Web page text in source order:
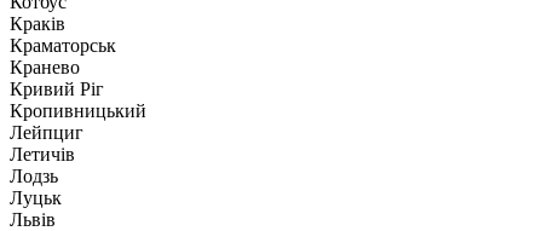
Краків
Краматорськ
Кранево
Кривий Ріг
Кропивницький
Лейпциг
Летичів
Лодзь
Луцьк
Львів